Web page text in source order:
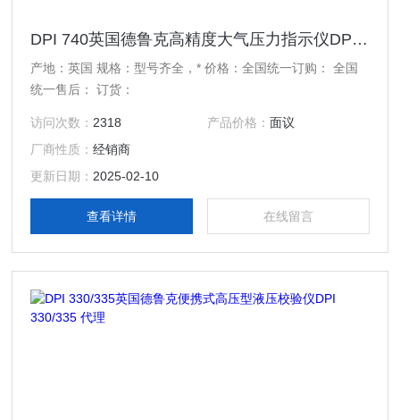
DPI 740英国德鲁克高精度大气压力指示仪DPI 740 代理
产地：英国 规格：型号齐全，* 价格：全国统一订购： 全国
统一售后： 订货：
访问次数： 2318 产品价格： 面议
厂商性质：经销商
更新日期： 2025-02-10
查看详情 在线留言